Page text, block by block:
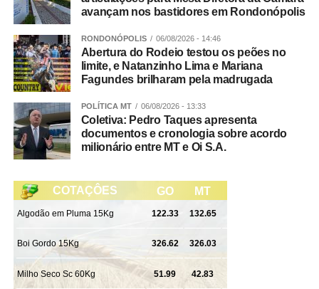
avançam nos bastidores em Rondonópolis
RONDONÓPOLIS 06/08/2026 - 14:46
Abertura do Rodeio testou os peões no
limite, e Natanzinho Lima e Mariana
Fagundes brilharam pela madrugada
POLÍTICA MT 06/08/2026 - 13:33
Coletiva: Pedro Taques apresenta
documentos e cronologia sobre acordo
milionário entre MT e Oi S.A.